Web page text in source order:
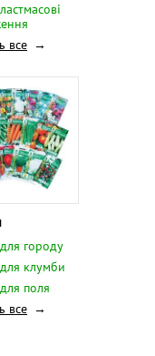
все
городу
клумби
поля
все